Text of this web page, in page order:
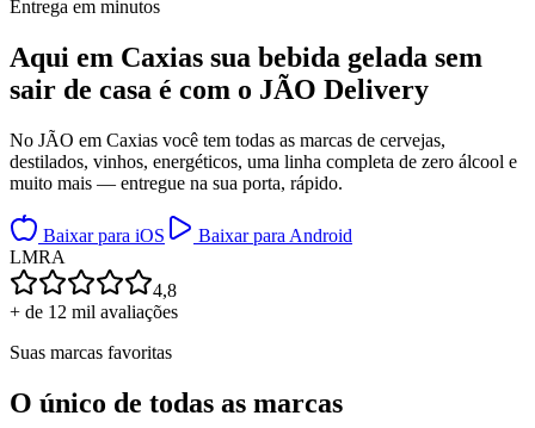
Entrega em minutos
Aqui em Caxias sua bebida gelada sem
sair de casa é com o JÃO Delivery
No JÃO em Caxias você tem todas as marcas de cervejas,
destilados, vinhos, energéticos, uma linha completa de zero álcool e
muito mais — entregue na sua porta, rápido.
Baixar para iOS
Baixar para Android
LMRA
4,8
+ de 12 mil avaliações
Suas marcas favoritas
O único de todas as marcas